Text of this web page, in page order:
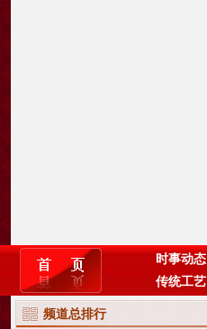
时事动态
传统工艺
频道总排行